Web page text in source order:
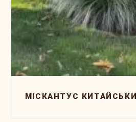
МІСКАНТУС